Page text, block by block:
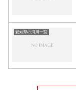
愛知県の河川一覧